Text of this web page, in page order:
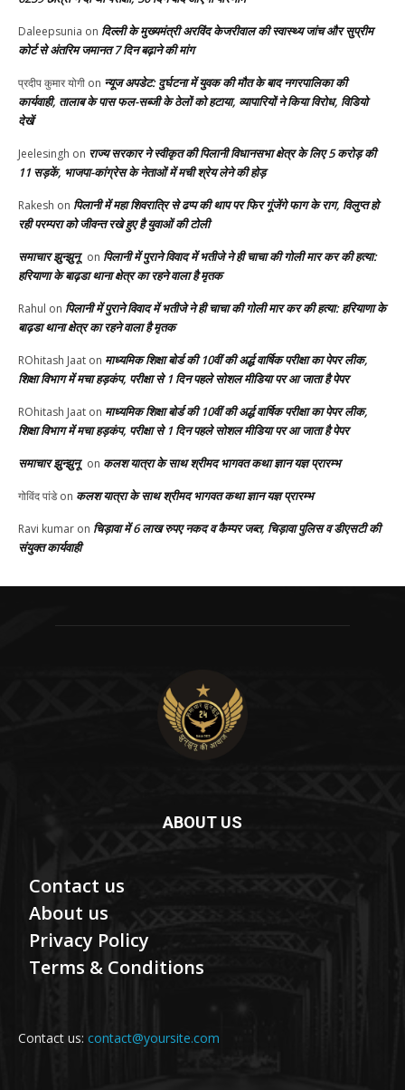
Daleepsunia on दिल्ली के मुख्यमंत्री अरविंद केजरीवाल की स्वास्थ्य जांच और सुप्रीम
कोर्ट से अंतरिम जमानत 7 दिन बढ़ाने की मांग
प्रदीप कुमार योगी on न्यूज अपडेट: दुर्घटना में युवक की मौत के बाद नगरपालिका की
कार्यवाही, तालाब के पास फल-सब्जी के ठेलों को हटाया, व्यापारियों ने किया विरोध, विडियो
देखें
Jeelesingh on राज्य सरकार ने स्वीकृत की पिलानी विधानसभा क्षेत्र के लिए 5 करोड़ की
11 सड़कें, भाजपा-कांग्रेस के नेताओं में मची श्रेय लेने की होड़
Rakesh on पिलानी में महा शिवरात्रि से ढप्प की थाप पर फिर गूंजेंगे फाग के राग, विलुप्त हो
रही परम्परा को जीवन्त रखे हुए है युवाओं की टोली
समाचार झुन्झुनू on पिलानी में पुराने विवाद में भतीजे ने ही चाचा की गोली मार कर की हत्या:
हरियाणा के बाढ़डा थाना क्षेत्र का रहने वाला है मृतक
Rahul on पिलानी में पुराने विवाद में भतीजे ने ही चाचा की गोली मार कर की हत्या: हरियाणा के
बाढ़डा थाना क्षेत्र का रहने वाला है मृतक
ROhitash Jaat on माध्यमिक शिक्षा बोर्ड की 10वीं की अर्द्ध वार्षिक परीक्षा का पेपर लीक,
शिक्षा विभाग में मचा हड़कंप, परीक्षा से 1 दिन पहले सोशल मीडिया पर आ जाता है पेपर
ROhitash Jaat on माध्यमिक शिक्षा बोर्ड की 10वीं की अर्द्ध वार्षिक परीक्षा का पेपर लीक,
शिक्षा विभाग में मचा हड़कंप, परीक्षा से 1 दिन पहले सोशल मीडिया पर आ जाता है पेपर
समाचार झुन्झुनू on कलश यात्रा के साथ श्रीमद भागवत कथा ज्ञान यज्ञ प्रारम्भ
गोविंद पांडेon कलश यात्रा के साथ श्रीमद भागवत कथा ज्ञान यज्ञ प्रारम्भ
Ravi kumar on चिड़ावा में 6 लाख रुपए नकद व कैम्पर जब्त, चिड़ावा पुलिस व डीएसटी की
संयुक्त कार्यवाही
ABOUT US
Contact us
About us
Privacy Policy
Terms & Conditions
Contact us: contact@yoursite.com